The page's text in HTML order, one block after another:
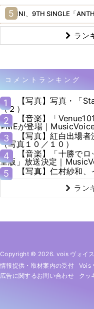
INI、9TH SINGLE「
ラン
コメントランキング
1
【写真】写真・「
（２）
2
【音楽】「
≠MEが登場｜
3
【写真】紅白出場
（写真１０／１０）
4
【音楽】「十勝で
全版」放送決定｜
5
【写真】仁村紗和
ラン
Copyright © 2026. vois ヴォイ
情報提供・取材案内の受付
Vois
広告に関するお問い合わせ
クッ